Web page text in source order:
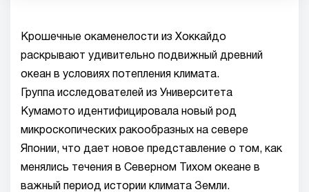
Крошечные окаменелости из Хоккайдо
раскрывают удивительно подвижный древний
океан в условиях потепления климата.
Группа исследователей из Университета
Кумамото идентифицировала новый род
микроскопических ракообразных на севере
Японии, что дает новое представление о том, как
менялись течения в Северном Тихом океане в
важный период истории климата Земли.